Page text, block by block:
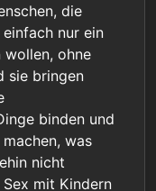
die
nur ein
wollen, ohne
sie bringen
binden und
was
nicht
mit Kindern